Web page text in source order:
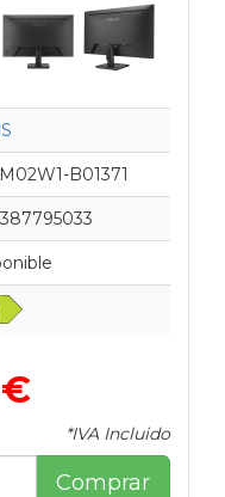
B01371
*IVA Incluido
Comprar